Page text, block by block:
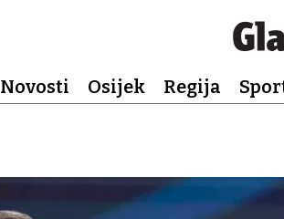
Novosti Osijek Regija